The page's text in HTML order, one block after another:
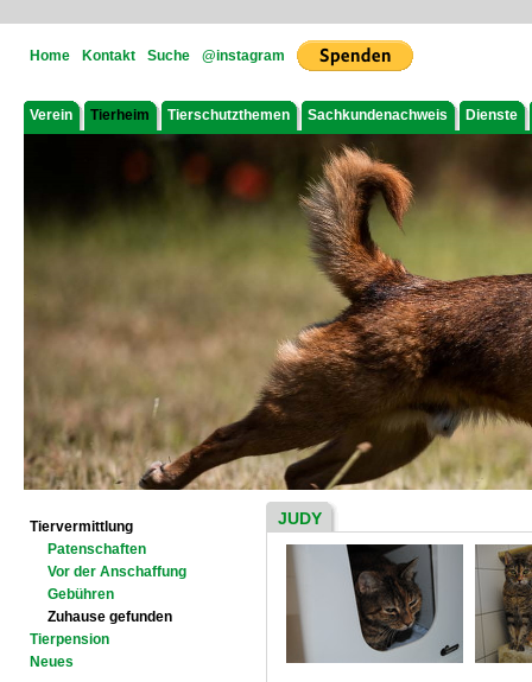
Home Kontakt Suche @instagram
Verein Tierheim Tierschutzthemen Sachkundenachweis Dienste
Tiervermittlung
Patenschaften
Vor der Anschaffung
Gebühren
Zuhause gefunden
Tierpension
Neues
JUDY